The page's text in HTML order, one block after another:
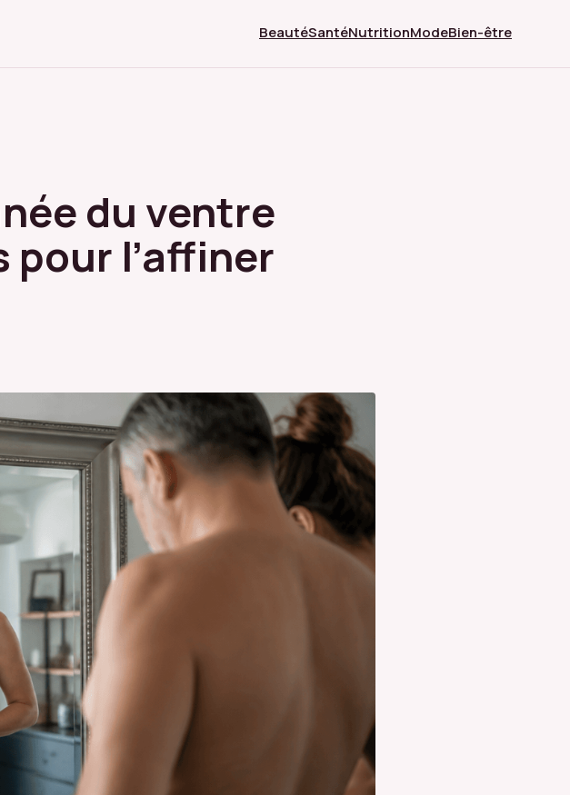
BeautéSantéNutritionModeBien-être
du ventre
pour l’affiner